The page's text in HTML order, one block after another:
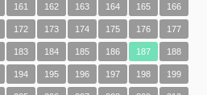
161 162 163 164 165 166
172 173 174 175 176 177
183 184 185 186 187 188
194 195 196 197 198 199